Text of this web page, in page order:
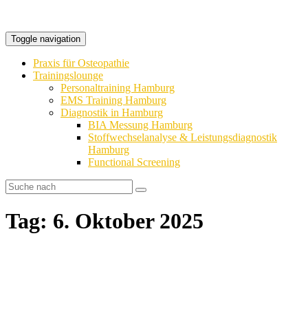
Toggle navigation
Praxis für Osteopathie
Trainingslounge
Personaltraining Hamburg
EMS Training Hamburg
Diagnostik in Hamburg
BIA Messung Hamburg
Stoffwechselanalyse & Leistungsdiagnostik
Hamburg
Functional Screening
Tag: 6. Oktober 2025